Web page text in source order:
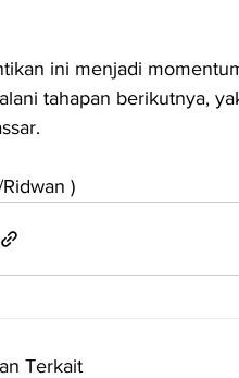
ini menjadi
tahapan berikutnya,
)
Terkait